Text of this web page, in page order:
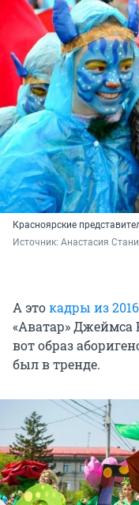
Красноярские
Источник: Анастасия
А этокадры из
«Аватар» Джеймса
вот образ
был в тренде.